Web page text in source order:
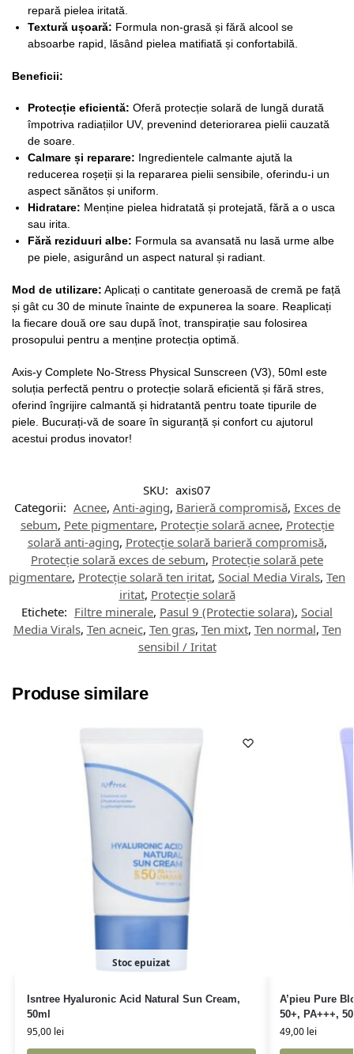
repară pielea iritată.
Textură ușoară: Formula non-grasă și fără alcool se
absoarbe rapid, lăsând pielea matifiată și confortabilă.
Beneficii:
Protecție eficientă: Oferă protecție solară de lungă durată
împotriva radiațiilor UV, prevenind deteriorarea pielii cauzată
de soare.
Calmare și reparare: Ingredientele calmante ajută la
reducerea roșeții și la repararea pielii sensibile, oferindu-i un
aspect sănătos și uniform.
Hidratare: Menține pielea hidratată și protejată, fără a o usca
sau irita.
Fără reziduuri albe: Formula sa avansată nu lasă urme albe
pe piele, asigurând un aspect natural și radiant.
Mod de utilizare: Aplicați o cantitate generoasă de cremă pe față
și gât cu 30 de minute înainte de expunerea la soare. Reaplicați
la fiecare două ore sau după înot, transpirație sau folosirea
prosopului pentru a menține protecția optimă.
Axis-y Complete No-Stress Physical Sunscreen (V3), 50ml este
soluția perfectă pentru o protecție solară eficientă și fără stres,
oferind îngrijire calmantă și hidratantă pentru toate tipurile de
piele. Bucurați-vă de soare în siguranță și confort cu ajutorul
acestui produs inovator!
SKU: axis07
Categorii: Acnee, Anti-aging, Barieră compromisă, Exces de
sebum, Pete pigmentare, Protecție solară acnee, Protecție
solară anti-aging, Protecție solară barieră compromisă,
Protecție solară exces de sebum, Protecție solară pete
pigmentare, Protecție solară ten iritat, Social Media Virals, Ten
iritat, Protecție solară
Etichete: Filtre minerale, Pasul 9 (Protectie solara), Social
Media Virals, Ten acneic, Ten gras, Ten mixt, Ten normal, Ten
sensibil / Iritat
Produse similare
Stoc epuizat
Isntree Hyaluronic Acid Natural Sun Cream,
50ml
95,00 lei
A’pieu Pure
50+, PA+++,
49,00 lei